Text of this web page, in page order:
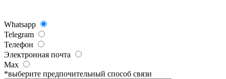
Whatsapp
Telegram
Телефон
Электронная почта
Max
*выберите предпочительный способ связи